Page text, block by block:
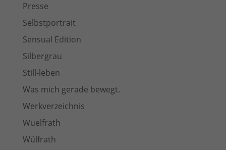
Presse
Selbstportrait
Sensual Edition
Silbergrau
Still-leben
Was mich gerade bewegt.
Werkverzeichnis
Wuelfrath
Wülfrath